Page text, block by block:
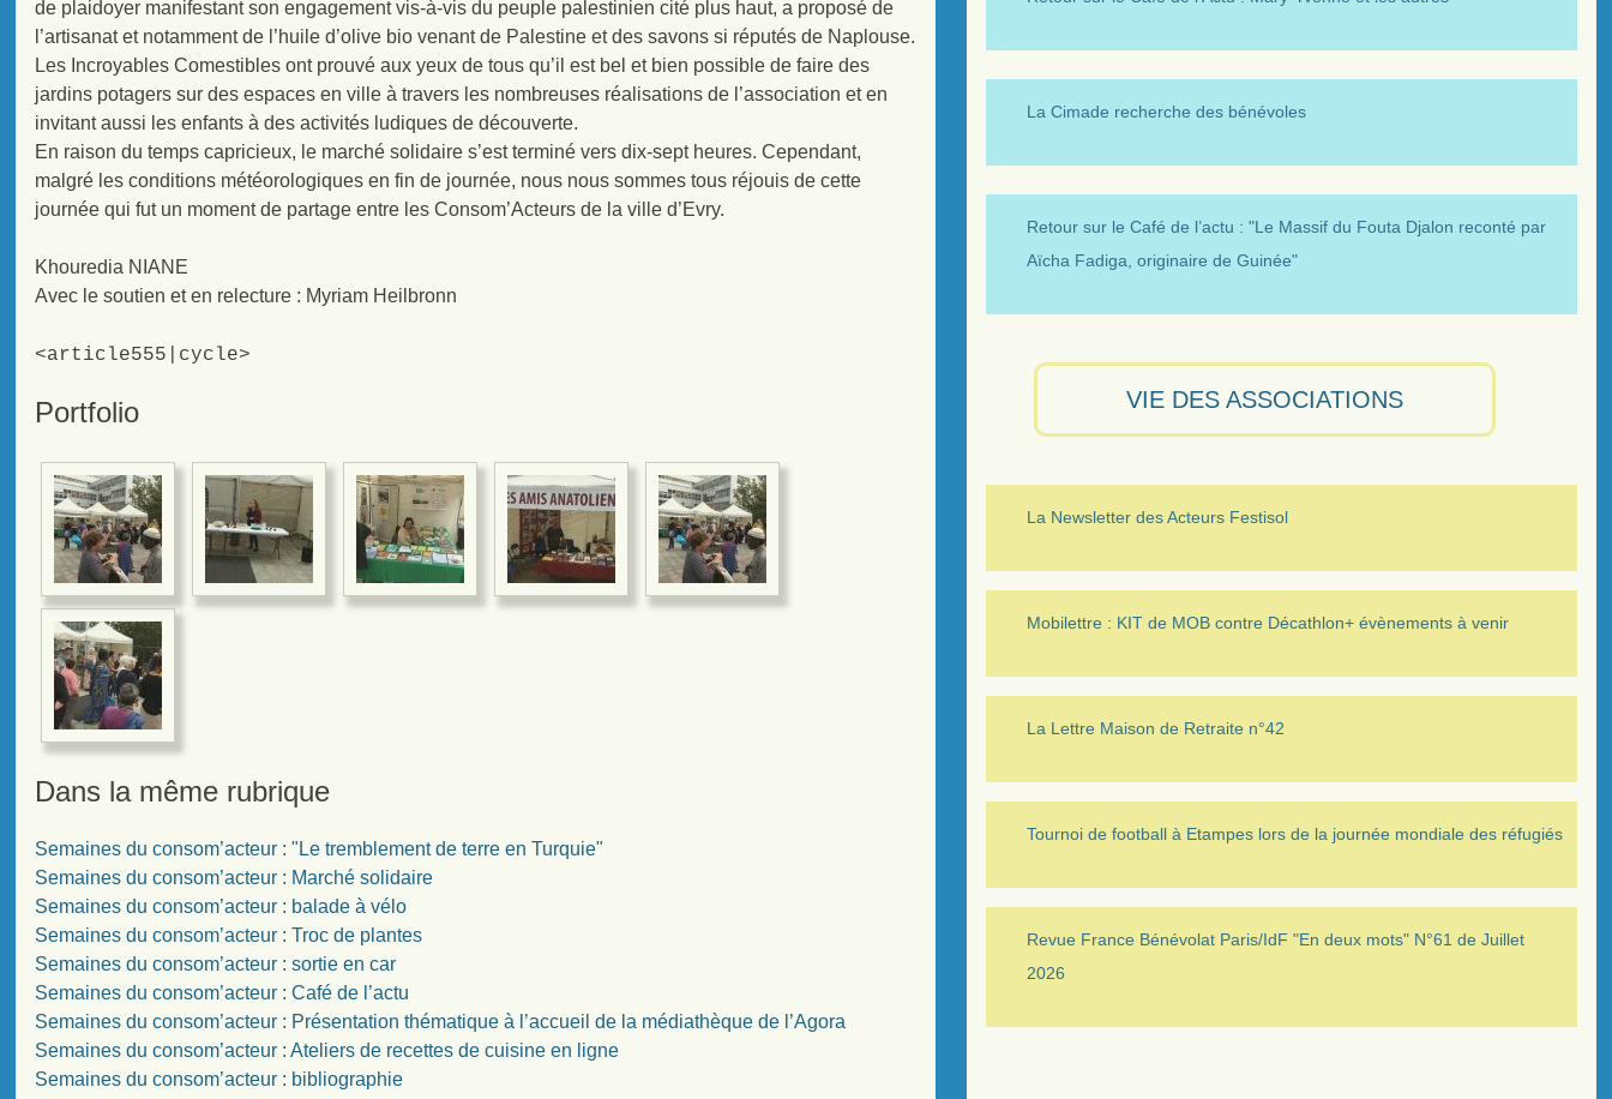
La Cimade recherche des bénévoles
Retour sur le Café de l’actu : "Le Massif du Fouta Djalon reconté par
Aïcha Fadiga, originaire de Guinée"
VIE DES ASSOCIATIONS
La Newsletter des Acteurs Festisol
Mobilettre : KIT de MOB contre Décathlon+ évènements à venir
La Lettre Maison de Retraite n°42
Tournoi de football à Etampes lors de la journée mondiale des réfugiés
Revue France Bénévolat Paris/IdF "En deux mots" N°61 de Juillet
2026
de plaidoyer manifestant son engagement vis-à-vis du peuple palestinien cité plus haut, a proposé de
l’artisanat et notamment de l’huile d’olive bio venant de Palestine et des savons si réputés de Naplouse.
Les Incroyables Comestibles ont prouvé aux yeux de tous qu’il est bel et bien possible de faire des
jardins potagers sur des espaces en ville à travers les nombreuses réalisations de l’association et en
invitant aussi les enfants à des activités ludiques de découverte.
En raison du temps capricieux, le marché solidaire s’est terminé vers dix-sept heures. Cependant,
malgré les conditions météorologiques en fin de journée, nous nous sommes tous réjouis de cette
journée qui fut un moment de partage entre les Consom’Acteurs de la ville d’Evry.
Khouredia NIANE
Avec le soutien et en relecture : Myriam Heilbronn
<article555|cycle>
Portfolio
Dans la même rubrique
Semaines du consom’acteur : "Le tremblement de terre en Turquie"
Semaines du consom’acteur : Marché solidaire
Semaines du consom’acteur : balade à vélo
Semaines du consom’acteur : Troc de plantes
Semaines du consom’acteur : sortie en car
Semaines du consom’acteur : Café de l’actu
Semaines du consom’acteur : Présentation thématique à l’accueil de la médiathèque de l’Agora
Semaines du consom’acteur : Ateliers de recettes de cuisine en ligne
Semaines du consom’acteur : bibliographie